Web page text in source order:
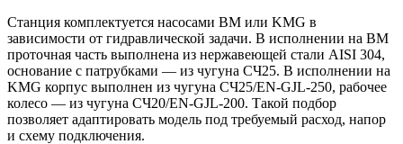
Станция комплектуется насосами BM или KMG в
зависимости от гидравлической задачи. В исполнении на BM
проточная часть выполнена из нержавеющей стали AISI 304,
основание с патрубками — из чугуна СЧ25. В исполнении на
KMG корпус выполнен из чугуна СЧ25/EN-GJL-250, рабочее
колесо — из чугуна СЧ20/EN-GJL-200. Такой подбор
позволяет адаптировать модель под требуемый расход, напор
и схему подключения.